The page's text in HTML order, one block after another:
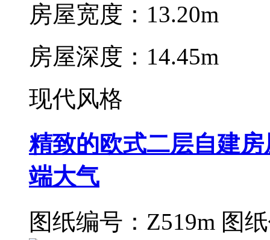
房屋宽度：13.20m
房屋深度：14.45m
现代风格
精致的欧式二层自建
端大气
图纸编号：Z519m 图